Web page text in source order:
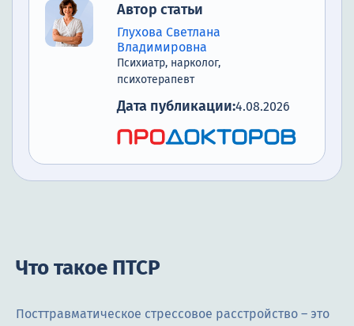
Автор статьи
Глухова Светлана
Владимировна
Психиатр, нарколог,
психотерапевт
Дата публикации:4.08.2026
Что такое ПТСР
Посттравматическое стрессовое расстройство – это